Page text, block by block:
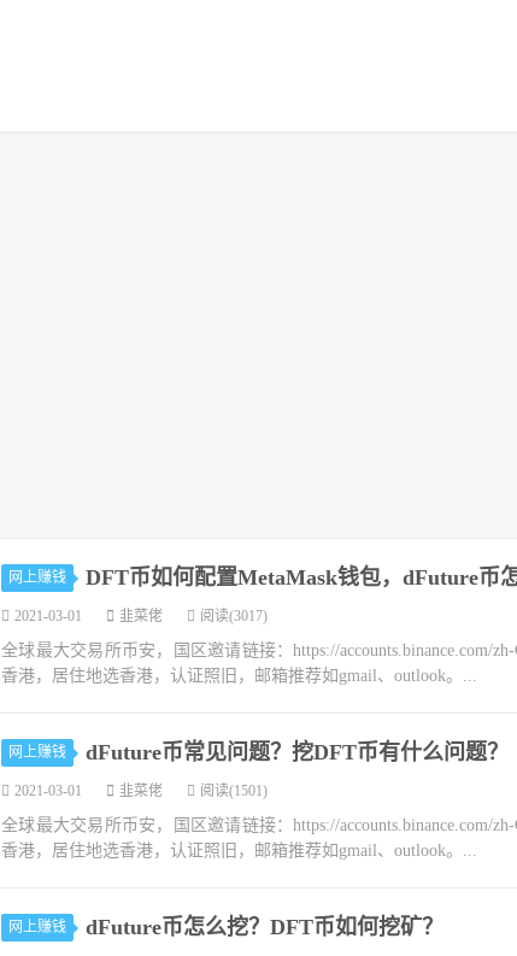
网上赚钱 DFT币如何配置MetaMask钱包，dFuture币
2021-03-01 韭菜佬 阅读(3017)
全球最大交易所币安，国区邀请链接：https://accounts.binance.com/
香港，居住地选香港，认证照旧，邮箱推荐如gmail、outlook。...
网上赚钱 dFuture币常见问题？挖DFT币有什么问题？
2021-03-01 韭菜佬 阅读(1501)
全球最大交易所币安，国区邀请链接：https://accounts.binance.com/
香港，居住地选香港，认证照旧，邮箱推荐如gmail、outlook。...
网上赚钱 dFuture币怎么挖？DFT币如何挖矿？